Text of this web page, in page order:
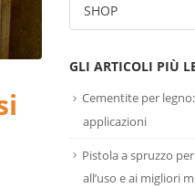
SHOP
GLI ARTICOLI PIÙ
Cementite per
applicazioni
Pistola a spruzzo
all’uso e ai migliori